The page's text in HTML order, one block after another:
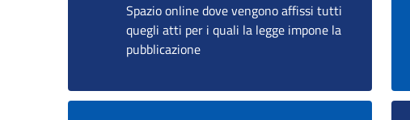
Spazio online dove vengono affissi tutti
quegli atti per i quali la legge impone la
pubblicazione